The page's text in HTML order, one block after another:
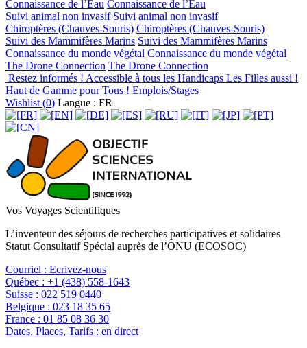
Connaissance de l’Eau Connaissance de l’Eau
Suivi animal non invasif Suivi animal non invasif
Chiroptères (Chauves-Souris) Chiroptères (Chauves-Souris)
Suivi des Mammifères Marins Suivi des Mammifères Marins
Connaissance du monde végétal Connaissance du monde végétal
The Drone Connection The Drone Connection
Restez informés ! Accessible à tous les Handicaps Les Filles aussi !
Haut de Gamme pour Tous ! Emplois/Stages
Wishlist (0) Langue : FR
Vos Voyages Scientifiques
L’inventeur des séjours de recherches participatives et solidaires
Statut Consultatif Spécial auprès de l’ONU (ECOSOC)
Courriel : Ecrivez-nous
Québec : +1 (438) 558-1643
Suisse : 022 519 0440
Belgique : 023 18 35 65
France : 01 85 08 36 30
Dates, Places, Tarifs : en direct